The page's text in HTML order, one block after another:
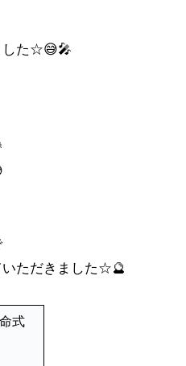
した☆😅🎤
いただきました☆🔮
命式